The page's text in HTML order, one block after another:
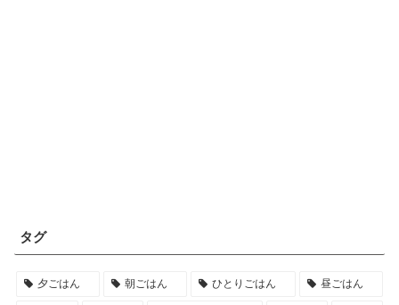
タグ
夕ごはん 朝ごはん ひとりごはん 昼ごはん